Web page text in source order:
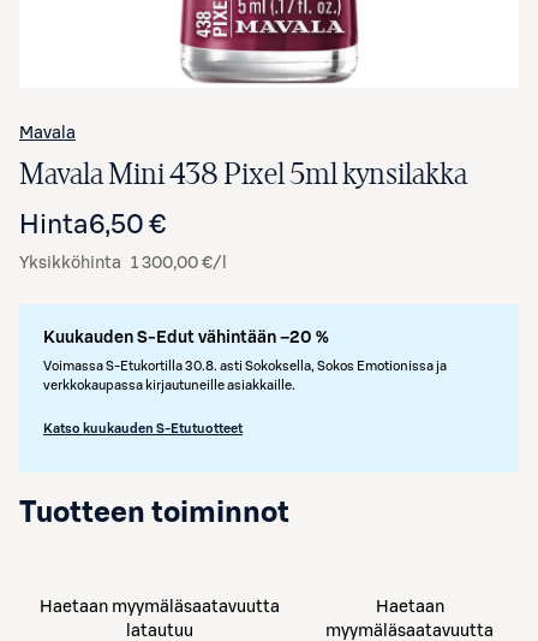
Mavala
Mavala Mini 438 Pixel 5ml kynsilakka
Hinta6,50 €
Yksikköhinta 1 300,00 €/l
Kuukauden S-Edut vähintään –20 %
Voimassa S-Etukortilla 30.8. asti Sokoksella, Sokos Emotionissa ja
verkkokaupassa kirjautuneille asiakkaille.
Katso kuukauden S-Etutuotteet
Tuotteen toiminnot
Haetaan myymäläsaatavuutta
latautuu
Haetaan
myymäläsaatavuutta